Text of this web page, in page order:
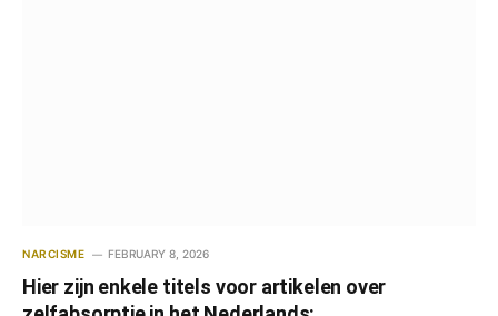
NARCISME FEBRUARY 8, 2026
Hier zijn enkele titels voor artikelen over